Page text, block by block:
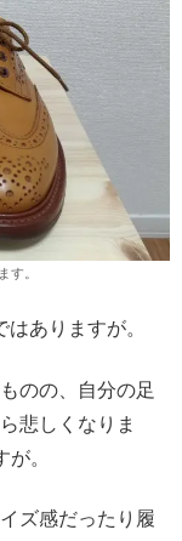
す。
ありますが。
のの、自分の足
悲しくなりま
。
ズ感だったり履